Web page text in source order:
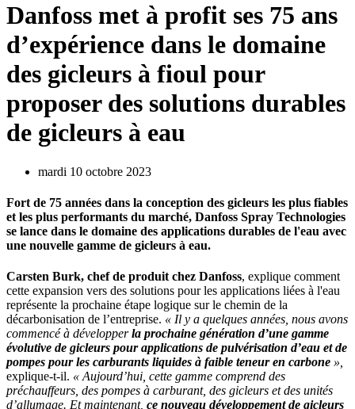
Danfoss met à profit ses 75 ans
d’expérience dans le domaine
des gicleurs à fioul pour
proposer des solutions durables
de gicleurs à eau
mardi 10 octobre 2023
Fort de 75 années dans la conception des gicleurs les plus fiables
et les plus performants du marché, Danfoss Spray Technologies
se lance dans le domaine des applications durables de l'eau avec
une nouvelle gamme de gicleurs à eau.
Carsten Burk, chef de produit chez Danfoss, explique comment
cette expansion vers des solutions pour les applications liées à l'eau
représente la prochaine étape logique sur le chemin de la
décarbonisation de l’entreprise. « Il y a quelques années, nous avons
commencé à développerla prochaine génération d’une gamme
évolutive de gicleurs pour applications de pulvérisation d’eau et de
pompes pour les carburants liquides à faible teneur en carbone »,
explique-t-il. « Aujourd’hui, cette gamme comprend des
préchauffeurs, des pompes à carburant, des gicleurs et des unités
d’allumage. Et maintenant, ce nouveau développement de gicleurs